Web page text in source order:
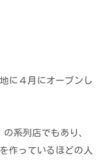
に４月にオープンし
系列店でもあり、
作っているほどの人